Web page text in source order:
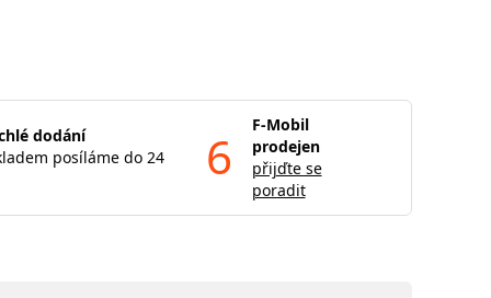
dodání
posíláme do 24
6
F-Mobil
prodejen
přijďte se
poradit